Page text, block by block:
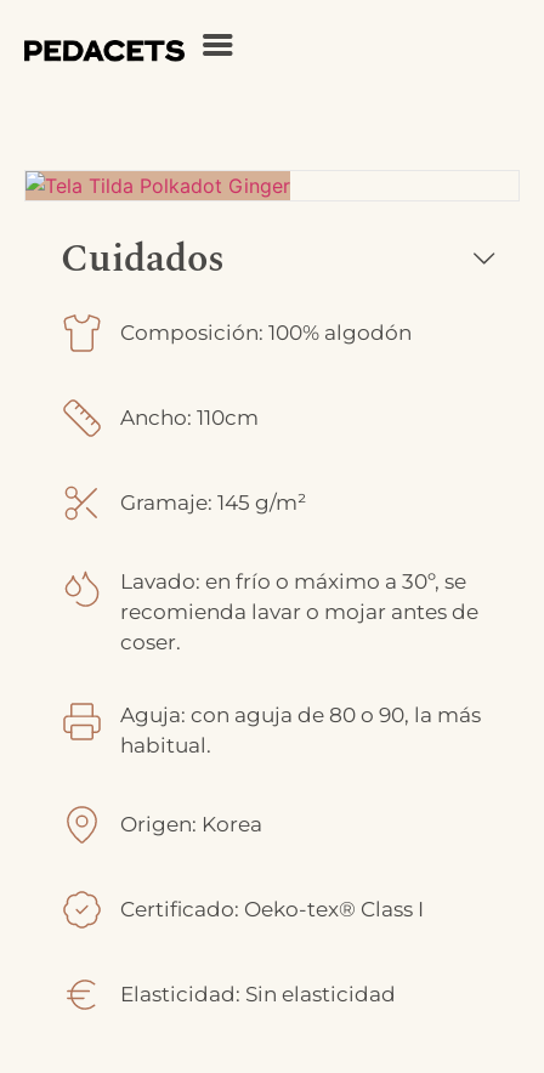
Cuidados
Composición: 100% algodón
Ancho: 110cm
Gramaje: 145 g/m²
Lavado: en frío o máximo a 30º, se
recomienda lavar o mojar antes de
coser.
Aguja: con aguja de 80 o 90, la más
habitual.
Origen: Korea
Certificado: Oeko-tex® Class I
Elasticidad: Sin elasticidad